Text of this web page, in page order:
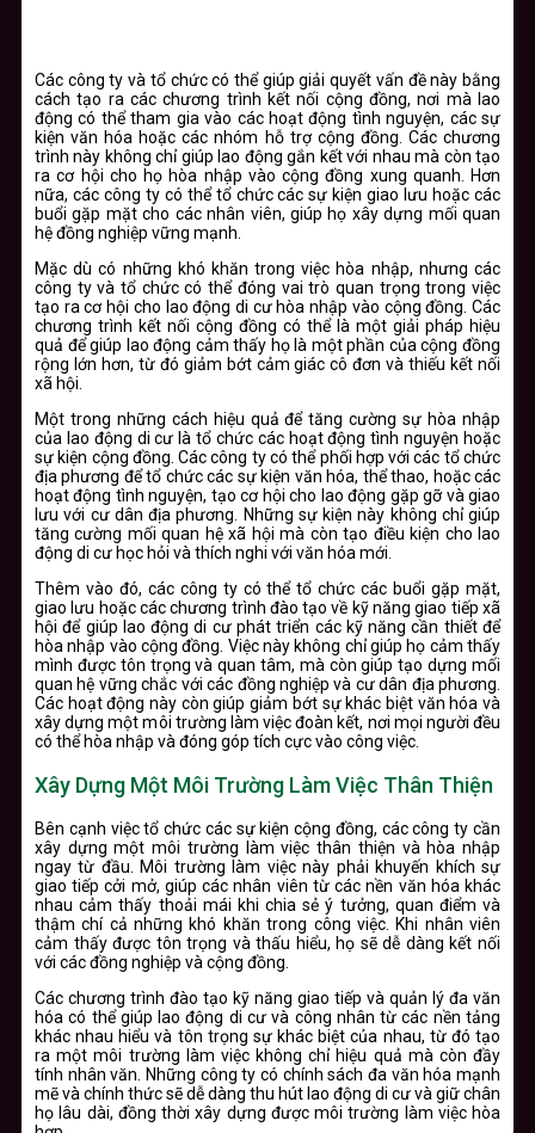
Các công ty và tổ chức có thể giúp giải quyết vấn đề này bằng
cách tạo ra các chương trình kết nối cộng đồng, nơi mà lao
động có thể tham gia vào các hoạt động tình nguyện, các sự
kiện văn hóa hoặc các nhóm hỗ trợ cộng đồng. Các chương
trình này không chỉ giúp lao động gắn kết với nhau mà còn tạo
ra cơ hội cho họ hòa nhập vào cộng đồng xung quanh. Hơn
nữa, các công ty có thể tổ chức các sự kiện giao lưu hoặc các
buổi gặp mặt cho các nhân viên, giúp họ xây dựng mối quan
hệ đồng nghiệp vững mạnh.
Mặc dù có những khó khăn trong việc hòa nhập, nhưng các
công ty và tổ chức có thể đóng vai trò quan trọng trong việc
tạo ra cơ hội cho lao động di cư hòa nhập vào cộng đồng. Các
chương trình kết nối cộng đồng có thể là một giải pháp hiệu
quả để giúp lao động cảm thấy họ là một phần của cộng đồng
rộng lớn hơn, từ đó giảm bớt cảm giác cô đơn và thiếu kết nối
xã hội.
Một trong những cách hiệu quả để tăng cường sự hòa nhập
của lao động di cư là tổ chức các hoạt động tình nguyện hoặc
sự kiện cộng đồng. Các công ty có thể phối hợp với các tổ chức
địa phương để tổ chức các sự kiện văn hóa, thể thao, hoặc các
hoạt động tình nguyện, tạo cơ hội cho lao động gặp gỡ và giao
lưu với cư dân địa phương. Những sự kiện này không chỉ giúp
tăng cường mối quan hệ xã hội mà còn tạo điều kiện cho lao
động di cư học hỏi và thích nghi với văn hóa mới.
Thêm vào đó, các công ty có thể tổ chức các buổi gặp mặt,
giao lưu hoặc các chương trình đào tạo về kỹ năng giao tiếp xã
hội để giúp lao động di cư phát triển các kỹ năng cần thiết để
hòa nhập vào cộng đồng. Việc này không chỉ giúp họ cảm thấy
mình được tôn trọng và quan tâm, mà còn giúp tạo dựng mối
quan hệ vững chắc với các đồng nghiệp và cư dân địa phương.
Các hoạt động này còn giúp giảm bớt sự khác biệt văn hóa và
xây dựng một môi trường làm việc đoàn kết, nơi mọi người đều
có thể hòa nhập và đóng góp tích cực vào công việc.
Xây Dựng Một Môi Trường Làm Việc Thân Thiện
Bên cạnh việc tổ chức các sự kiện cộng đồng, các công ty cần
xây dựng một môi trường làm việc thân thiện và hòa nhập
ngay từ đầu. Môi trường làm việc này phải khuyến khích sự
giao tiếp cởi mở, giúp các nhân viên từ các nền văn hóa khác
nhau cảm thấy thoải mái khi chia sẻ ý tưởng, quan điểm và
thậm chí cả những khó khăn trong công việc. Khi nhân viên
cảm thấy được tôn trọng và thấu hiểu, họ sẽ dễ dàng kết nối
với các đồng nghiệp và cộng đồng.
Các chương trình đào tạo kỹ năng giao tiếp và quản lý đa văn
hóa có thể giúp lao động di cư và công nhân từ các nền tảng
khác nhau hiểu và tôn trọng sự khác biệt của nhau, từ đó tạo
ra một môi trường làm việc không chỉ hiệu quả mà còn đầy
tính nhân văn. Những công ty có chính sách đa văn hóa mạnh
mẽ và chính thức sẽ dễ dàng thu hút lao động di cư và giữ chân
họ lâu dài, đồng thời xây dựng được môi trường làm việc hòa